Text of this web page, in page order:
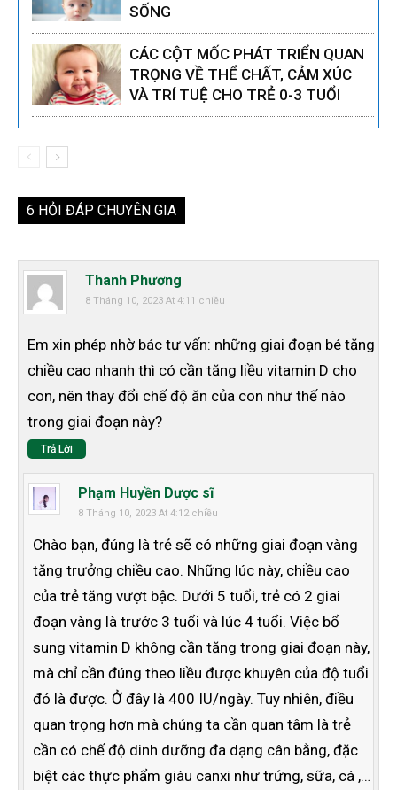
SỐNG
CÁC CỘT MỐC PHÁT TRIỂN QUAN
TRỌNG VỀ THỂ CHẤT, CẢM XÚC
VÀ TRÍ TUỆ CHO TRẺ 0-3 TUỔI
6 HỎI ĐÁP CHUYÊN GIA
Thanh Phương
8 Tháng 10, 2023 At 4:11 chiều
Em xin phép nhờ bác tư vấn: những giai đoạn bé tăng
chiều cao nhanh thì có cần tăng liều vitamin D cho
con, nên thay đổi chế độ ăn của con như thế nào
trong giai đoạn này?
Trả Lời
Phạm Huyền Dược sĩ
8 Tháng 10, 2023 At 4:12 chiều
Chào bạn, đúng là trẻ sẽ có những giai đoạn vàng
tăng trưởng chiều cao. Những lúc này, chiều cao
của trẻ tăng vượt bậc. Dưới 5 tuổi, trẻ có 2 giai
đoạn vàng là trước 3 tuổi và lúc 4 tuổi. Việc bổ
sung vitamin D không cần tăng trong giai đoạn này,
mà chỉ cần đúng theo liều được khuyên của độ tuổi
đó là được. Ở đây là 400 IU/ngày. Tuy nhiên, điều
quan trọng hơn mà chúng ta cần quan tâm là trẻ
cần có chế độ dinh dưỡng đa dạng cân bằng, đặc
biệt các thực phẩm giàu canxi như trứng, sữa, cá ,…